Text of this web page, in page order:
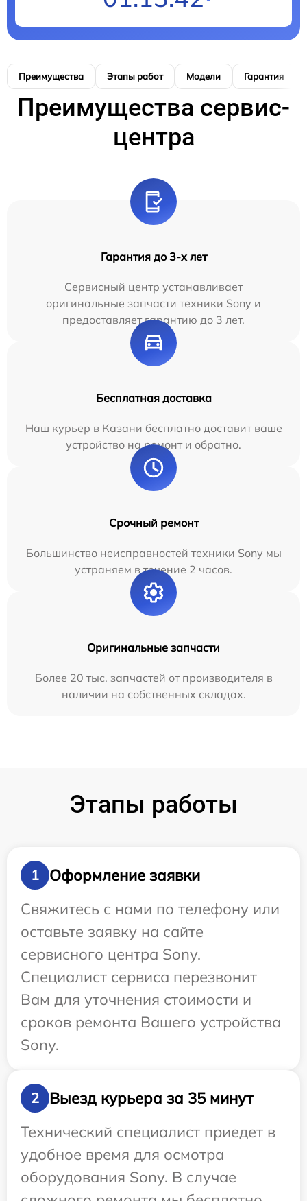
Преимущества Этапы работ Модели Гарантия
Преимущества сервис-
центра
Гарантия до 3-х лет
Сервисный центр устанавливает
оригинальные запчасти техники Sony и
предоставляет гарантию до 3 лет.
Бесплатная доставка
Наш курьер в Казани бесплатно доставит ваше
устройство на ремонт и обратно.
Срочный ремонт
Большинство неисправностей техники Sony мы
устраняем в течение 2 часов.
Оригинальные запчасти
Более 20 тыс. запчастей от производителя в
наличии на собственных складах.
Этапы работы
1
Оформление заявки
Свяжитесь с нами по телефону или
оставьте заявку на сайте
сервисного центра Sony.
Специалист сервиса перезвонит
Вам для уточнения стоимости и
сроков ремонта Вашего устройства
Sony.
2
Выезд курьера за 35 минут
Технический специалист приедет в
удобное время для осмотра
оборудования Sony. В случае